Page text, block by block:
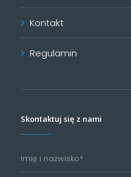
Kontakt
Regulamin
Skontaktuj się z nami